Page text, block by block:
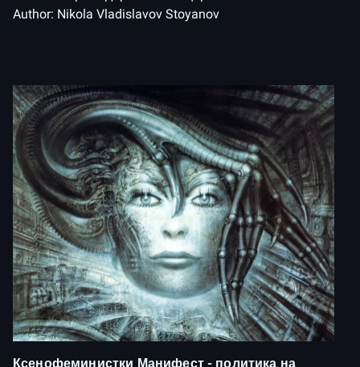
Author: Nikola Vladislavov Stoyanov
Ксенофеминистки Манифест - политика на